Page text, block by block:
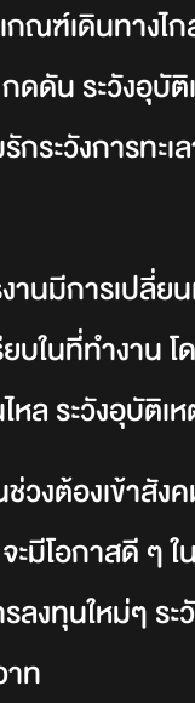
ณฑ์เดินทางไ
ดดัน ระวังอุบั
ระวังการทะเล
านมีการเปลี่ย
ยบในที่ทำงาน
หล ระวังอุบัติเ
วงต้องเข้าสัง
ะมีโอกาสดี ๆ
ลงทุนใหม่ๆ ระ
าท